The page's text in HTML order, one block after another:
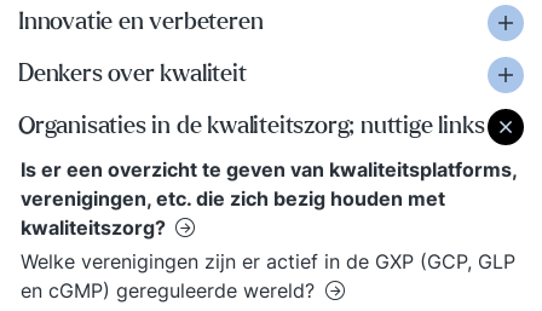
Innovatie en verbeteren
Denkers over kwaliteit
Organisaties in de kwaliteitszorg; nuttige links
Is er een overzicht te geven van kwaliteitsplatforms,
verenigingen, etc. die zich bezig houden met
kwaliteitszorg?
Welke verenigingen zijn er actief in de GXP (GCP, GLP
en cGMP) gereguleerde wereld?